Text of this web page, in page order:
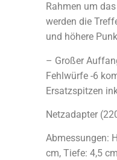
Rahmen um
werden die
und höhere
– Großer
Fehlwürfe -6
Ersatzspitzen
Netzadapter
Abmessungen:
cm, Tiefe: 4,5 cm